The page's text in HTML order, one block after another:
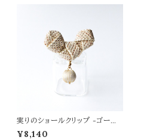
実りのショールクリップ -ゴール
ドベージュ-
¥8,140